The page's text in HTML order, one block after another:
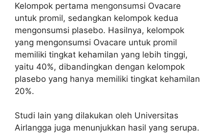
Kelompok pertama mengonsumsi Ovacare
untuk promil, sedangkan kelompok kedua
mengonsumsi plasebo. Hasilnya, kelompok
yang mengonsumsi Ovacare untuk promil
memiliki tingkat kehamilan yang lebih tinggi,
yaitu 40%, dibandingkan dengan kelompok
plasebo yang hanya memiliki tingkat kehamilan
20%.
Studi lain yang dilakukan oleh Universitas
Airlangga juga menunjukkan hasil yang serupa.